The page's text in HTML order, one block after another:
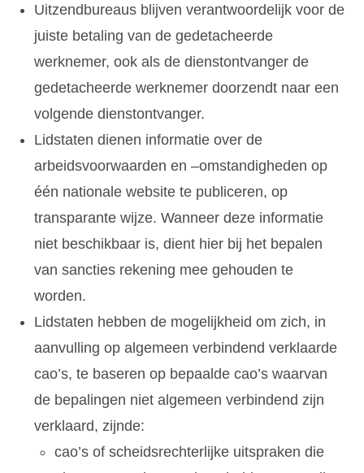
Uitzendbureaus blijven verantwoordelijk voor de
juiste betaling van de gedetacheerde
werknemer, ook als de dienstontvanger de
gedetacheerde werknemer doorzendt naar een
volgende dienstontvanger.
Lidstaten dienen informatie over de
arbeidsvoorwaarden en –omstandigheden op
één nationale website te publiceren, op
transparante wijze. Wanneer deze informatie
niet beschikbaar is, dient hier bij het bepalen
van sancties rekening mee gehouden te
worden.
Lidstaten hebben de mogelijkheid om zich, in
aanvulling op algemeen verbindend verklaarde
cao’s, te baseren op bepaalde cao’s waarvan
de bepalingen niet algemeen verbindend zijn
verklaard, zijnde:
cao’s of scheidsrechterlijke uitspraken die